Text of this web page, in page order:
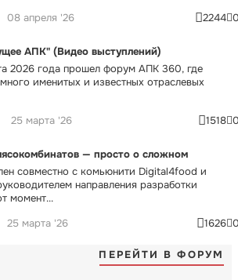
08 апреля '26 2244
АПК" (Видео выступлений)
2026 года прошел форум АПК 360, где
именитых и известных отраслевых
25 марта '26 1518
— просто о сложном
совместно с комьюнити Digital4food и
направления разработки
момент...
25 марта '26 1626
ПЕРЕЙТИ В ФОРУМ